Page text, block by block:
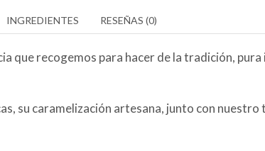
INGREDIENTES RESEÑAS (0)
que recogemos para hacer de la tradición,
su caramelización artesana, junto con